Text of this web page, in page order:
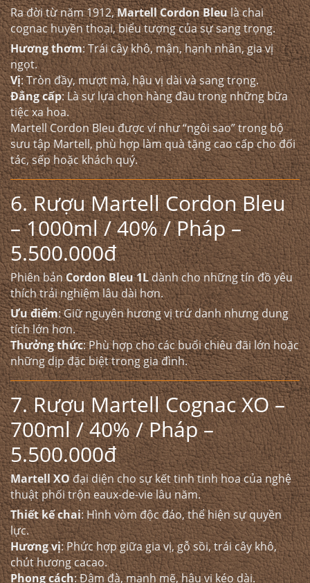
Ra đời từ năm 1912,Martell Cordon Bleulà chai
cognac huyền thoại, biểu tượng của sự sang trọng.
Hương thơm: Trái cây khô, mận, hạnh nhân, gia vị
ngọt.
Vị: Tròn đầy, mượt mà, hậu vị dài và sang trọng.
Đẳng cấp: Là sự lựa chọn hàng đầu trong những bữa
tiệc xa hoa.
Martell Cordon Bleu được ví như “ngôi sao” trong bộ
sưu tập Martell, phù hợp làm quà tặng cao cấp cho đối
tác, sếp hoặc khách quý.
6. Rượu Martell Cordon Bleu
– 1000ml / 40% / Pháp –
5.500.000đ
Phiên bảnCordon Bleu 1Ldành cho những tín đồ yêu
thích trải nghiệm lâu dài hơn.
Ưu điểm: Giữ nguyên hương vị trứ danh nhưng dung
tích lớn hơn.
Thưởng thức: Phù hợp cho các buổi chiêu đãi lớn hoặc
những dịp đặc biệt trong gia đình.
7. Rượu Martell Cognac XO –
700ml / 40% / Pháp –
5.500.000đ
Martell XOđại diện cho sự kết tinh tinh hoa của nghệ
thuật phối trộn eaux-de-vie lâu năm.
Thiết kế chai: Hình vòm độc đáo, thể hiện sự quyền
lực.
Hương vị: Phức hợp giữa gia vị, gỗ sồi, trái cây khô,
chút hương cacao.
Phong cách: Đậm đà, mạnh mẽ, hậu vị kéo dài.